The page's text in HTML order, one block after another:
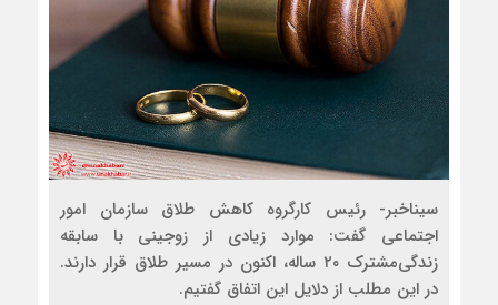
سیناخبر- رئیس کارگروه کاهش طلاق سازمان امور
اجتماعی گفت: موارد زیادی از زوجینی با سابقه
زندگی‌مشترک ۲۰ ساله، اکنون در مسیر طلاق قرار دارند.
در این مطلب از دلایل این اتفاق گفتیم.